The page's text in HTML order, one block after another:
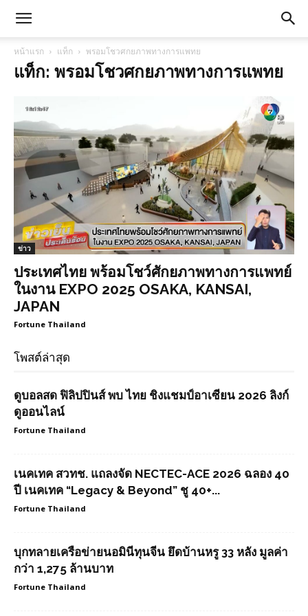
หน้าแรก แท็ก พรอมโชวศกยภาพทางการแพทย
แท็ก: พรอมโชวศกยภาพทางการแพทย
ข่าว
ประเทศไทย พร้อมโชว์ศักยภาพทางการแพทย์
ในงาน EXPO 2025 OSAKA, KANSAI,
JAPAN
Fortune Thailand
โพสต์ล่าสุด
ดูบอลสด ฟิลิปปินส์ พบ ไทย ชิงแชมป์อาเซียน 2026 ลิงก์
ดูออนไลน์
Fortune Thailand
เนคเทค สวทช. แถลงจัด NECTEC-ACE 2026 ฉลอง 40
ปี เนคเทค “Legacy & Beyond” ชู 40+...
Fortune Thailand
บุกทลายเครือข่ายนอมินีทุนจีน ยึดบ้านหรู 33 หลัง มูลค่า
กว่า 1,275 ล้านบาท
Fortune Thailand